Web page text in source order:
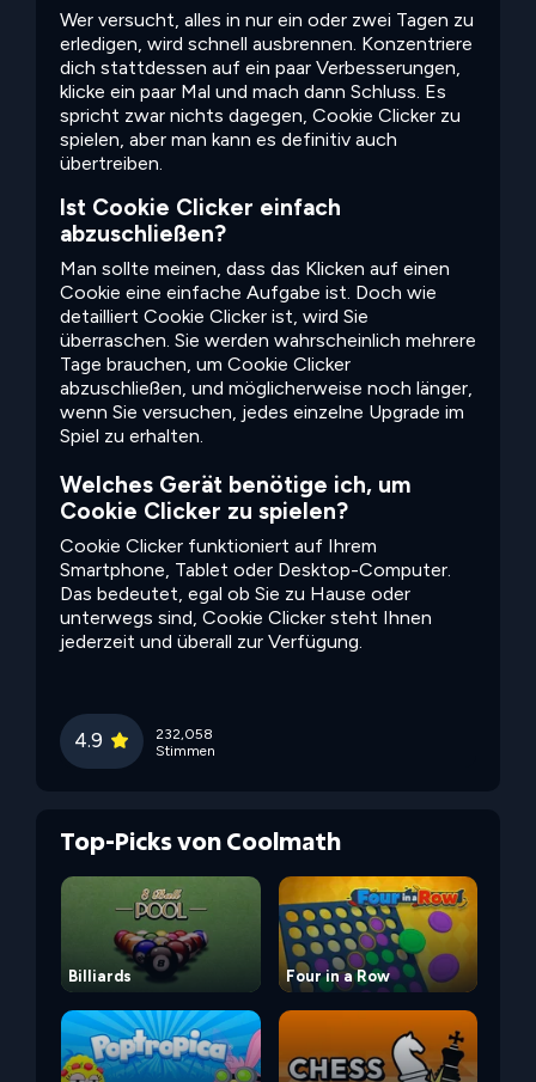
Wer versucht, alles in nur ein oder zwei Tagen zu
erledigen, wird schnell ausbrennen. Konzentriere
dich stattdessen auf ein paar Verbesserungen,
klicke ein paar Mal und mach dann Schluss. Es
spricht zwar nichts dagegen, Cookie Clicker zu
spielen, aber man kann es definitiv auch
übertreiben.
Ist Cookie Clicker einfach
abzuschließen?
Man sollte meinen, dass das Klicken auf einen
Cookie eine einfache Aufgabe ist. Doch wie
detailliert Cookie Clicker ist, wird Sie
überraschen. Sie werden wahrscheinlich mehrere
Tage brauchen, um Cookie Clicker
abzuschließen, und möglicherweise noch länger,
wenn Sie versuchen, jedes einzelne Upgrade im
Spiel zu erhalten.
Welches Gerät benötige ich, um
Cookie Clicker zu spielen?
Cookie Clicker funktioniert auf Ihrem
Smartphone, Tablet oder Desktop-Computer.
Das bedeutet, egal ob Sie zu Hause oder
unterwegs sind, Cookie Clicker steht Ihnen
jederzeit und überall zur Verfügung.
4.9
232,058
Stimmen
Top-Picks von Coolmath
Billiards Four in a Row